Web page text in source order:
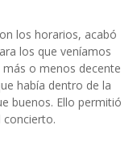
los horarios, acabó
los que veníamos
o menos decente
había dentro de la
buenos. Ello permitió
concierto.